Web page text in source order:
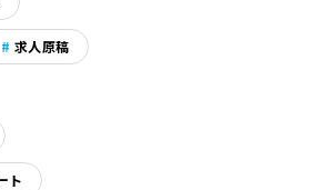
求人原稿
ト